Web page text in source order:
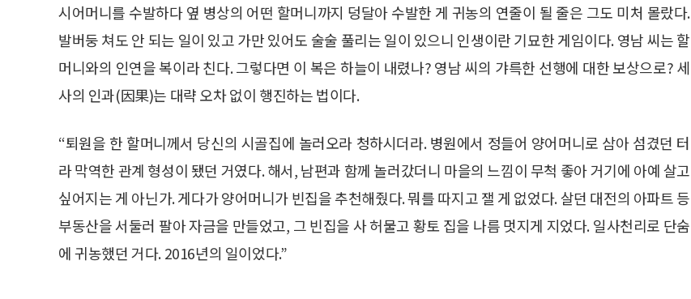
시어머니를 수발하다 옆 병상의 어떤 할머니까지 덩달아 수발한 게 귀농의 연줄이 될 줄은 그도 미처 몰랐다.
발버둥 쳐도 안 되는 일이 있고 가만 있어도 술술 풀리는 일이 있으니 인생이란 기묘한 게임이다. 영남 씨는 할
머니와의 인연을 복이라 친다. 그렇다면 이 복은 하늘이 내렸나? 영남 씨의 갸륵한 선행에 대한 보상으로? 세
사의 인과(因果)는 대략 오차 없이 행진하는 법이다.
“퇴원을 한 할머니께서 당신의 시골집에 놀러오라 청하시더라. 병원에서 정들어 양어머니로 삼아 섬겼던 터
라 막역한 관계 형성이 됐던 거였다. 해서, 남편과 함께 놀러갔더니 마을의 느낌이 무척 좋아 거기에 아예 살고
싶어지는 게 아닌가. 게다가 양어머니가 빈집을 추천해줬다. 뭐를 따지고 잴 게 없었다. 살던 대전의 아파트 등
부동산을 서둘러 팔아 자금을 만들었고, 그 빈집을 사 허물고 황토 집을 나름 멋지게 지었다. 일사천리로 단숨
에 귀농했던 거다. 2016년의 일이었다.”